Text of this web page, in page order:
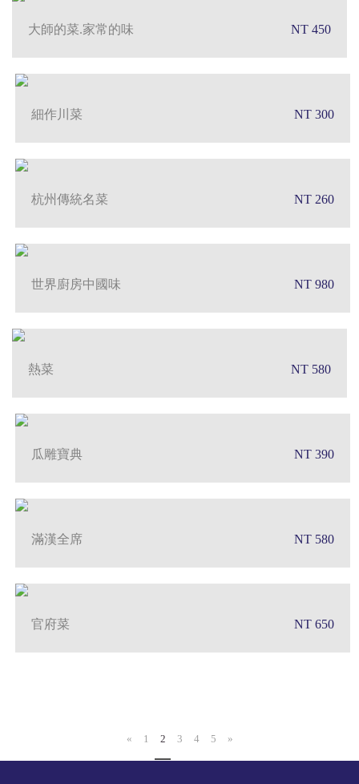
大師的菜.家常的味 NT 450
細作川菜 NT 300
杭州傳統名菜 NT 260
世界廚房中國味 NT 980
熱菜 NT 580
瓜雕寶典 NT 390
滿漢全席 NT 580
官府菜 NT 650
« 1 2 3 4 5 »